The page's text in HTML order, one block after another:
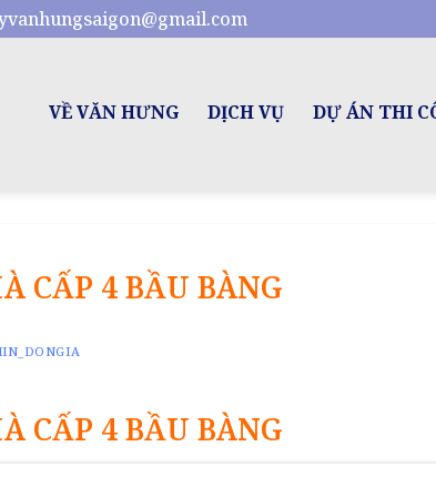
VỀ VĂN HƯNG DỊCH VỤ DỰ ÁN THI
CẤP 4 BẦU BÀNG
CẤP 4 BẦU BÀNG